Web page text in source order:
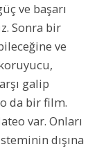
ve başarı
Sonra bir
ve
galip
da bir film.
var. Onları
dışına